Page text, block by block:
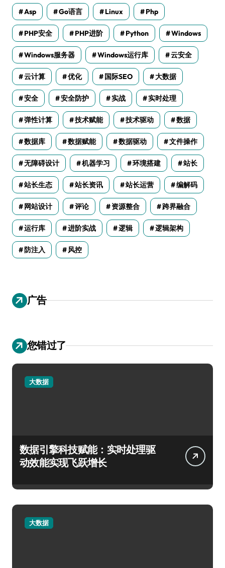
Asp Go语言 Linux Php
PHP安全 PHP进阶 Python Windows
Windows服务器 Windows运行库 云安全
云计算 优化 国际SEO 大数据
安全 安全防护 实战 实时处理
弹性计算 技术赋能 技术驱动 数据
数据库 数据赋能 数据驱动 文件操作
无障碍设计 机器学习 环境搭建 站长
站长生态 站长资讯 站长运营 编解码
网站设计 评论 资源整合 跨界融合
运行库 进阶实战 逻辑 逻辑架构
防注入 风控
广告
您错过了
大数据
数据引擎科技赋能：实时处理驱
动效能实现飞跃增长
大数据